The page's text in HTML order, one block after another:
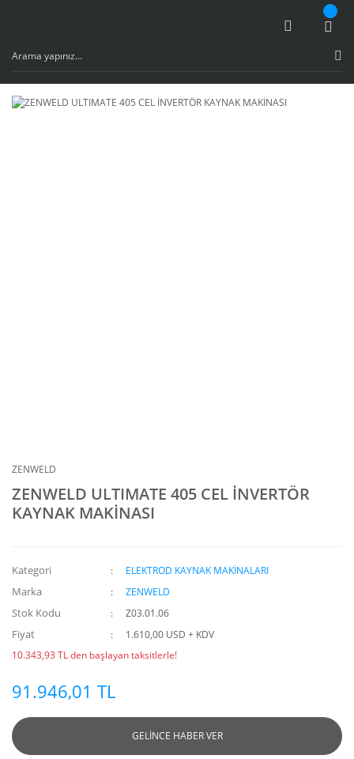
ZENWELD
ZENWELD ULTIMATE 405 CEL İNVERTÖR
KAYNAK MAKİNASI
Kategori ELEKTROD KAYNAK MAKİNALARI
Marka ZENWELD
Stok Kodu Z03.01.06
Fiyat
1.610,00 USD + KDV
10.343,93 TL den başlayan taksitlerle!
91.946,01 TL
GELİNCE HABER VER